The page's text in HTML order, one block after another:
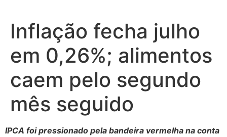
Inflação fecha julho
em 0,26%; alimentos
caem pelo segundo
mês seguido
IPCA foi pressionado pela bandeira vermelha na conta